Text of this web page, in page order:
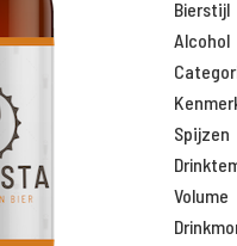
Bierstijl
Alcohol
Spijzen
Volume